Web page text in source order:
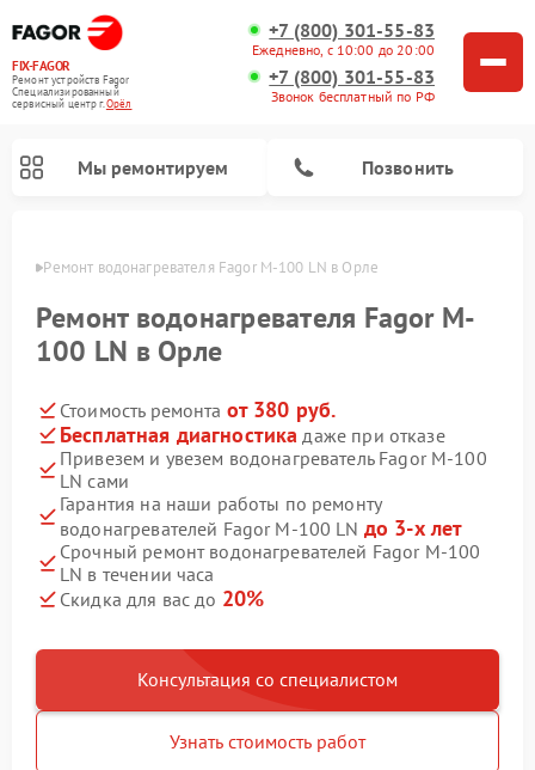
FIX-FAGOR
Ремонт устройств Fagor
Специализированный
cервисный центр г.Орёл
+7 (800) 301-55-83
Ежедневно, с 10:00 до 20:00
+7 (800) 301-55-83
Звонок бесплатный по РФ
Мы ремонтируем Позвонить
Орле Ремонт водонагревателя Fagor M-100 LN в Орле
Ремонт водонагревателя Fagor M-
100 LN в Орле
Стоимость ремонта от 380 руб.
Бесплатная диагностика даже при отказе
Привезем и увезем водонагреватель Fagor M-100
LN сами
Гарантия на наши работы по ремонту
водонагревателей Fagor M-100 LN до 3-х лет
Срочный ремонт водонагревателей Fagor M-100
LN в течении часа
Скидка для вас до 20%
Консультация со специалистом
Узнать стоимость работ